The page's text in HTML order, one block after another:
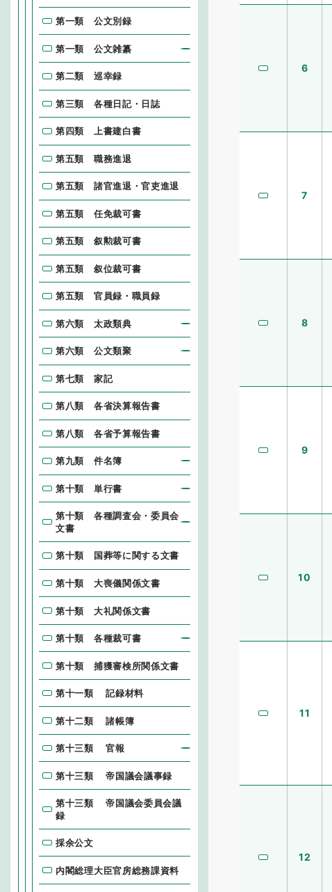
6
7
8
9
10
11
12
第一類 公文別録
第一類 公文雑纂
第二類 巡幸録
第三類 各種日記・日誌
第四類 上書建白書
第五類 職務進退
第五類 諸官進退・官吏進退
第五類 任免裁可書
第五類 叙勲裁可書
第五類 叙位裁可書
第五類 官員録・職員録
第六類 太政類典
第六類 公文類聚
第七類 家記
第八類 各省決算報告書
第八類 各省予算報告書
第九類 件名簿
第十類 単行書
第十類 各種調査会・委員会
文書
第十類 国葬等に関する文書
第十類 大喪儀関係文書
第十類 大礼関係文書
第十類 各種裁可書
第十類 捕獲審検所関係文書
第十一類 記録材料
第十二類 諸帳簿
第十三類 官報
第十三類 帝国議会議事録
第十三類 帝国議会委員会議
録
採余公文
内閣総理大臣官房総務課資料